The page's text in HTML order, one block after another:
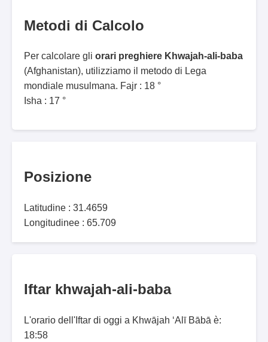
Metodi di Calcolo
Per calcolare gli orari preghiere Khwajah-ali-baba
(Afghanistan), utilizziamo il metodo di Lega
mondiale musulmana. Fajr : 18 °
Isha : 17 °
Posizione
Latitudine : 31.4659
Longitudinee : 65.709
Iftar khwajah-ali-baba
L'orario dell'Iftar di oggi a Khwājah ‘Alī Bābā è:
18:58